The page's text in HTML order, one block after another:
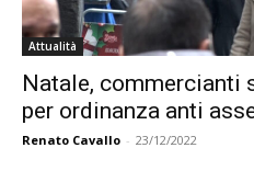
Attualità
Natale, commercianti
per ordinanza anti
Renato Cavallo - 23/12/2022